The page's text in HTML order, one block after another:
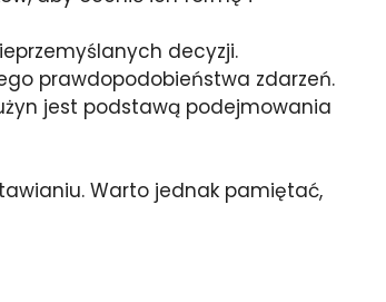
decyzji.
prawdopodobieństwa zdarzeń.
jest podstawą podejmowania
Warto jednak pamiętać,